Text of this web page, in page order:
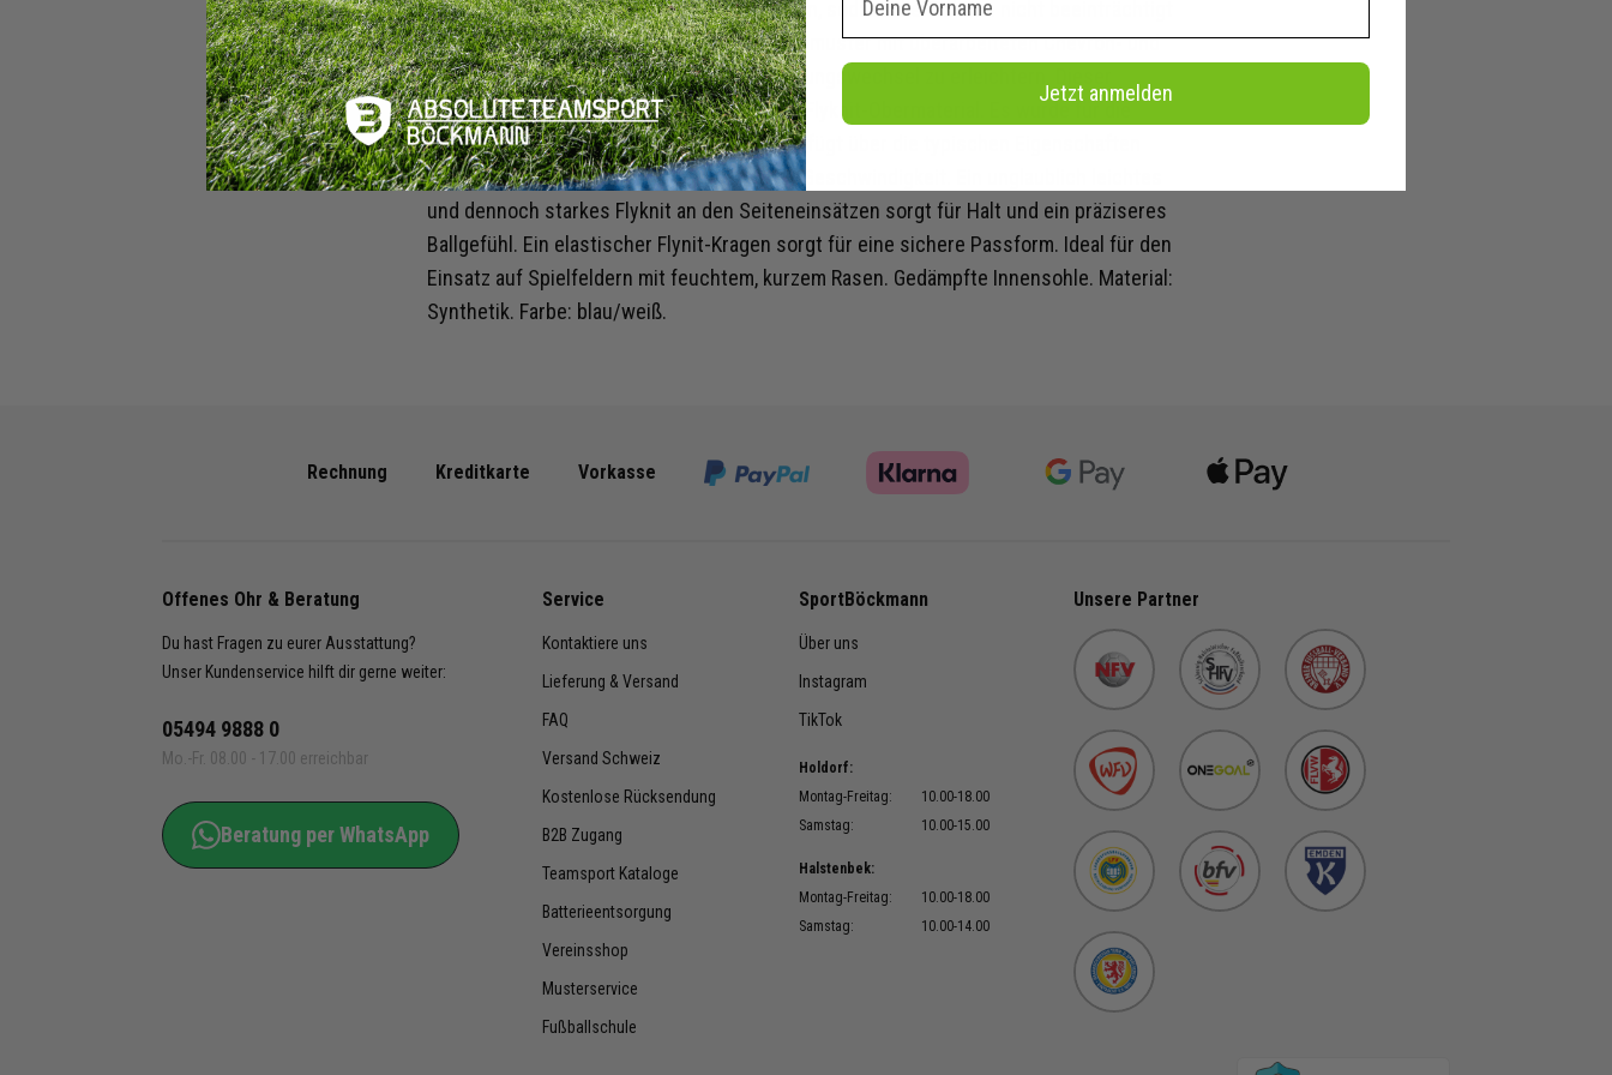
hoch wie unsere bewährten mittleren Stollen, sodass die Traktion nicht beeinträchtigt
wird. Wir haben das wellenförmige Traktionsmuster mit überarbeiteten Chevron- und
Blade-Stollen kombiniert, um schnelle Richtungswechsel zu erleichtern. Dieser
Mercurial ist der erste mit durchgehendem Flyknit-Obermaterial. Es wurde für die
Anforderungen des Spiels optimiert und verfügt über die typischen Eigenschaften
eines Mercurials. Ein Schuh, entwickelt für Geschwindigkeit. Ein unglaublich leichtes
und dennoch starkes Flyknit an den Seiteneinsätzen sorgt für Halt und ein präziseres
Ballgefühl. Ein elastischer Flynit-Kragen sorgt für eine sichere Passform. Ideal für den
Einsatz auf Spielfeldern mit feuchtem, kurzem Rasen. Gedämpfte Innensohle. Material:
Synthetik. Farbe: blau/weiß.
serviceinfo.de@nike.com
Produkt Name:
Mercurial
Superfly 10 Pro
FG
Rechnung Kreditkarte Vorkasse
Offenes Ohr & Beratung
Du hast Fragen zu eurer Ausstattung?
Unser Kundenservice hilft dir gerne weiter:
05494 9888 0
Mo.-Fr. 08.00 - 17.00 erreichbar
Beratung per WhatsApp
Service
Kontaktiere uns
Lieferung & Versand
FAQ
Versand Schweiz
Kostenlose Rücksendung
B2B Zugang
Teamsport Kataloge
Batterieentsorgung
Vereinsshop
Musterservice
Fußballschule
SportBöckmann
Über uns
Instagram
TikTok
Holdorf:
Montag-Freitag:
10.00-18.00
Samstag:
10.00-15.00
Halstenbek:
Montag-Freitag:
10.00-18.00
Samstag:
10.00-14.00
Unsere Partner
Jetzt anmelden